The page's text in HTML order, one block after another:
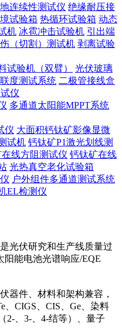
连续性测试仪 绝缘耐压接
试验箱 热循环试验箱 动态
机 冰雹冲击试验机 引出端
（切割）测试机 剥离试验
试验机（双臂）
光伏玻璃
度测试系统 二极管接线盒
仪
多通道太阳能MPPT系统
仪 大面积钙钛矿影像显微
试机 钙钛矿P1激光划线测
线方阻测试仪 钙钛矿在线
光热真空老化试验箱
户外组件多通道测试系统
EL检测仪
光伏研究和生产线质量过
能电池光谱响应/EQE
器件、材料和架构兼容，
、CIGS、CIS、Ge、染料
2-、3-、4-结等）、量子